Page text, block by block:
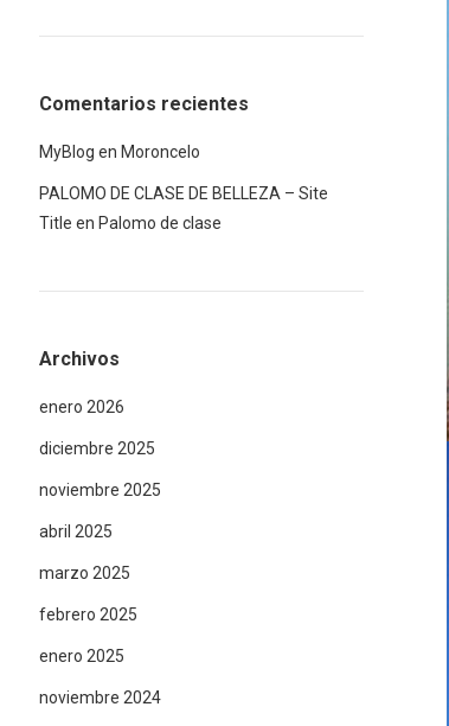
Comentarios recientes
MyBlog en Moroncelo
PALOMO DE CLASE DE BELLEZA – Site
Title en Palomo de clase
Archivos
enero 2026
diciembre 2025
noviembre 2025
abril 2025
marzo 2025
febrero 2025
enero 2025
noviembre 2024